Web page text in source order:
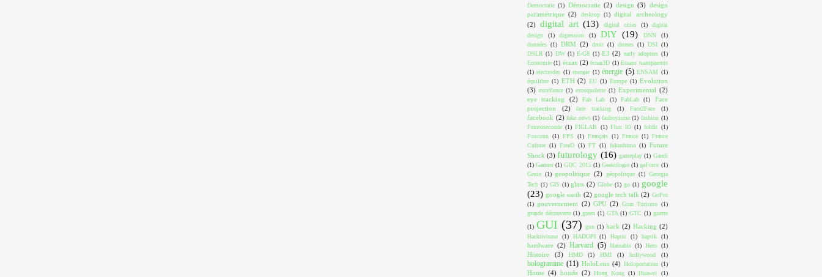
Democratie (1) Démocratie (2) design (3) design
paramétrique (2) desktop (1) digital archeology
(2) digital art (13) digital cities (1)
digital
design
(1) digression (1) DIY (19) DNN
(1)
données (1) DRM (2) droit (1) drones (1) DSI (1)
DSLR (1) DW (1) E-G8 (1) E3 (2) early adopters (1)
Economie (1) écran (2) écran3D (1) Ecrans transparents
(1) electrodes (1) energie (1) énergie (5) ENSAM (1)
équilibre (1) ETH (2) EU (1) Europe (1) Evolution
(3) excellence (1) exosquelette (1) Experimental (2)
eye tracking
(2) Fab Lab (1) FabLab (1)
Face
projection
(2) face tracking (1) Face2Face (1)
facebook (2) fake news (1) fanboyisme (1) fashion (1)
Femtoseconde (1) FIGLAB (1) Flux IO (1) foldit (1)
Foxconn (1) FPS (1) Français (1) France (1) France
Culture (1) FreeD (1) FT (1) fukushima (1) Future
Shock (3) futurology (16) gameplay (1) Gandi
(1) Gartner (1) GDC 2015 (1) Geekologie (1) geForce (1)
Genie (1) geopolitique (2) géopolitque (1) Georgia
Tech (1) GIS (1) glass (2) Globe (1) go (1) google
(23) google earth (2) google tech talk (2) GoPro
(1) gouvernement (2) GPU (2) Gran Turismo (1)
grande découverte (1) green (1) GTA (1) GTC (1) guerre
(1) GUI (37) gun (1) hack (2) Hacking (2)
Hacktivisme (1) HADOPI (1) Haptic (1) haptik (1)
hardware (2) Harvard (5) Hassabis (1) Hero (1)
Histoire (3) HMD (1) HMI (1) hollywood (1)
hologramme (11) HoloLens (4) Holoportation (1)
Home (4) honda (2) Hong Kong (1) Huawei
(1)